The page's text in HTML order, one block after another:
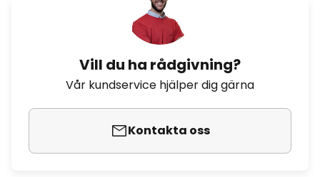
Vill du ha rådgivning?
Vår kundservice hjälper dig gärna
Kontakta oss